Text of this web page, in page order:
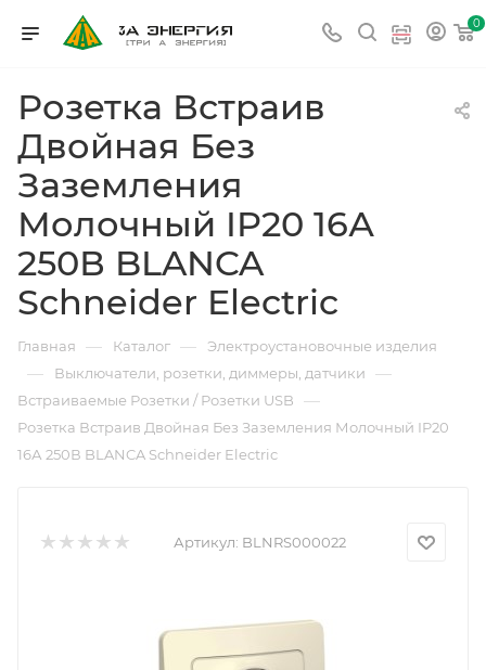
0
Розетка Встраив
Двойная Без
Заземления
Молочный IP20 16А
250В BLANCA
Schneider Electric
Главная — Каталог — Электроустановочные изделия
— Выключатели, розетки, диммеры, датчики —
Встраиваемые Розетки / Розетки USB —
Розетка Встраив Двойная Без Заземления Молочный IP20
16А 250В BLANCA Schneider Electric
Артикул: BLNRS000022